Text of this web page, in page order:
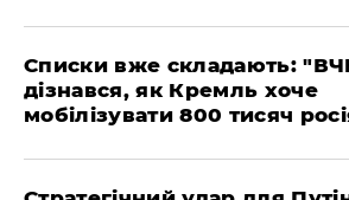
Списки вже складають:
дізнався, як Кремль хоче
мобілізувати 800 тисяч